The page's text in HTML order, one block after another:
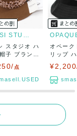
SENSI STUDIO
スタジオ ハ
子 ブランド
...
点
オペーク
リップ
ブラン